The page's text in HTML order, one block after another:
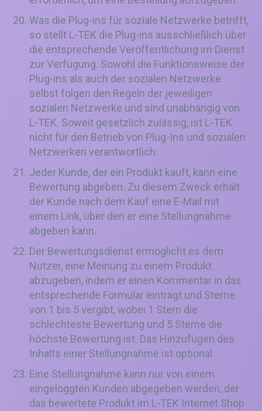
Was die Plug-ins für soziale Netzwerke betrifft,
so stellt L-TEK die Plug-ins ausschließlich über
die entsprechende Veröffentlichung im Dienst
zur Verfügung. Sowohl die Funktionsweise der
Plug-ins als auch der sozialen Netzwerke
selbst folgen den Regeln der jeweiligen
sozialen Netzwerke und sind unabhängig von
L-TEK. Soweit gesetzlich zulässig, ist L-TEK
nicht für den Betrieb von Plug-Ins und sozialen
Netzwerken verantwortlich.
Jeder Kunde, der ein Produkt kauft, kann eine
Bewertung abgeben. Zu diesem Zweck erhält
der Kunde nach dem Kauf eine E-Mail mit
einem Link, über den er eine Stellungnahme
abgeben kann.
Der Bewertungsdienst ermöglicht es dem
Nutzer, eine Meinung zu einem Produkt
abzugeben, indem er einen Kommentar in das
entsprechende Formular einträgt und Sterne
von 1 bis 5 vergibt, wobei 1 Stern die
schlechteste Bewertung und 5 Sterne die
höchste Bewertung ist. Das Hinzufügen des
Inhalts einer Stellungnahme ist optional.
Eine Stellungnahme kann nur von einem
eingeloggten Kunden abgegeben werden, der
das bewertete Produkt im L-TEK Internet Shop